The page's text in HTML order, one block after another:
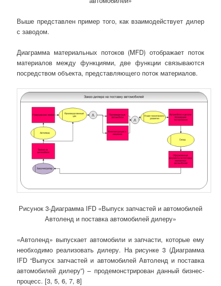
Выше представлен пример того, как взаимодействует дилер
с заводом.
Диаграмма материальных потоков (MFD) отображает поток
материалов между функциями, две функции связываются
посредством объекта, представляющего поток материалов.
Рисунок 3-Диаграмма IFD «Выпуск запчастей и автомобилей
Автоленд и поставка автомобилей дилеру»
«Автоленд» выпускает автомобили и запчасти, которые ему
необходимо реализовать дилеру. На рисунке 3 (Диаграмма
IFD “Выпуск запчастей и автомобилей Автоленд и поставка
автомобилей дилеру”) – продемонстрирован данный бизнес-
процесс. [3, 5, 6, 7, 8]